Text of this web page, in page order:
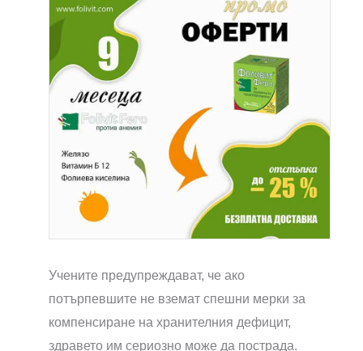
Учените предупреждават, че ако
потърпевшите не вземат спешни мерки за
компенсиране на хранителния дефицит,
здравето им сериозно може да пострада.